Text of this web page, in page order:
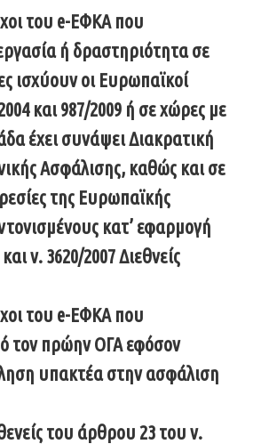
του e-ΕΦΚΑ που
ή δραστηριότητα σε
ισχύουν οι Ευρωπαϊκοί
και 987/2009 ή σε χώρες με
έχει συνάψει Διακρατική
Ασφάλισης, καθώς και σε
της Ευρωπαϊκής
κατ’ εφαρμογή
ν. 3620/2007 Διεθνείς
του e-ΕΦΚΑ που
τον πρώην ΟΓΑ εφόσον
υπακτέα στην ασφάλιση
του άρθρου 23 του ν.